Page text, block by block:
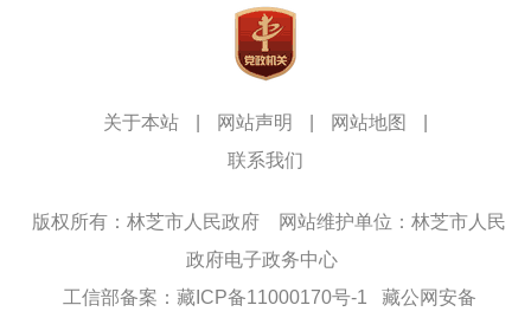
关于本站 网站声明 网站地图
联系我们
版权所有：林芝市人民政府
网站维护单位：林芝市人民
政府电子政务中心
工信部备案：藏ICP备11000170号-1
藏公网安备